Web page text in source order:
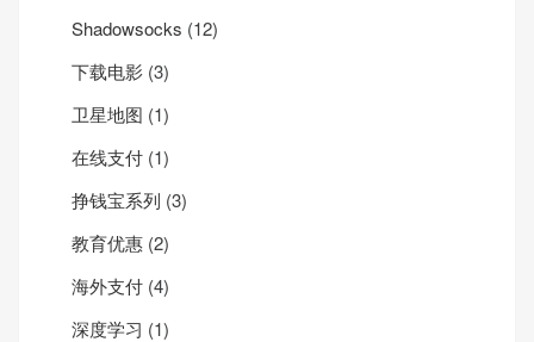
Shadowsocks (12)
下载电影 (3)
卫星地图 (1)
在线支付 (1)
挣钱宝系列 (3)
教育优惠 (2)
海外支付 (4)
深度学习 (1)